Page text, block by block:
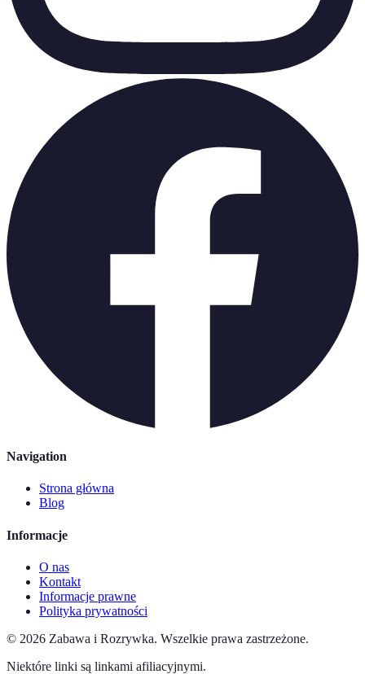
Navigation
Strona główna
Blog
Informacje
O nas
Kontakt
Informacje prawne
Polityka prywatności
© 2026 Zabawa i Rozrywka. Wszelkie prawa zastrzeżone.
Niektóre linki są linkami afiliacyjnymi.